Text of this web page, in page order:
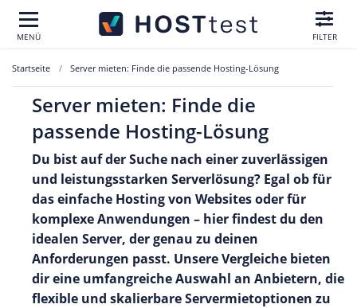
MENÜ FILTER
Startseite Server mieten: Finde die passende Hosting-Lösung
Server mieten: Finde die
passende Hosting-Lösung
Du bist auf der Suche nach einer zuverlässigen
und leistungsstarken Serverlösung? Egal ob für
das einfache Hosting von Websites oder für
komplexe Anwendungen – hier findest du den
idealen Server, der genau zu deinen
Anforderungen passt. Unsere Vergleiche bieten
dir eine umfangreiche Auswahl an Anbietern, die
flexible und skalierbare Servermietoptionen zu